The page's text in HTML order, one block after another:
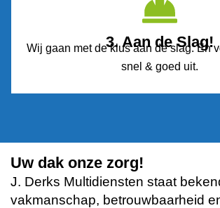
3. Aan de Slag!
Wij gaan met de klus aan de slag. En
snel & goed uit.
Uw dak onze zorg!
J. Derks Multidiensten staat
vakmanschap, betrouwbaarheid